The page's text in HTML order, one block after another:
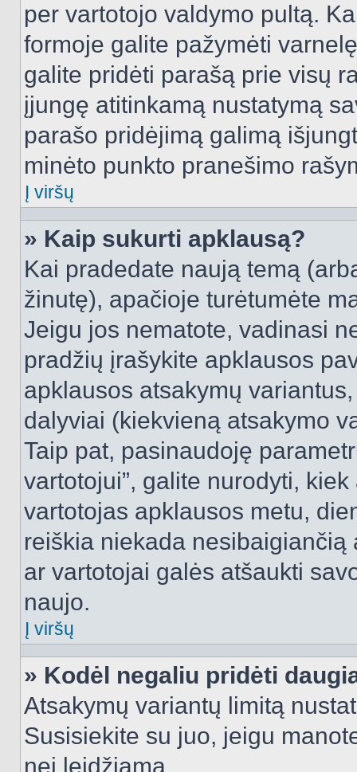
per vartotojo valdymo pultą.
formoje galite pažymėti
galite pridėti parašą prie visų
įjungę atitinkamą nustatymą
parašo pridėjimą galimą
minėto punkto pranešimo
Į viršų
» Kaip sukurti apklausą?
Kai pradedate naują temą
žinutę), apačioje turėtumėte
Jeigu jos nematote, vadinasi
pradžių įrašykite apklausos
apklausos atsakymų
dalyviai (kiekvieną atsakymo
Taip pat, pasinaudoję
vartotojui”, galite nurodyti,
vartotojas apklausos metu,
reiškia niekada
ar vartotojai galės atšaukti
naujo.
Į viršų
» Kodėl negaliu pridėti
Atsakymų variantų limitą
Susisiekite su juo, jeigu
nei leidžiama.